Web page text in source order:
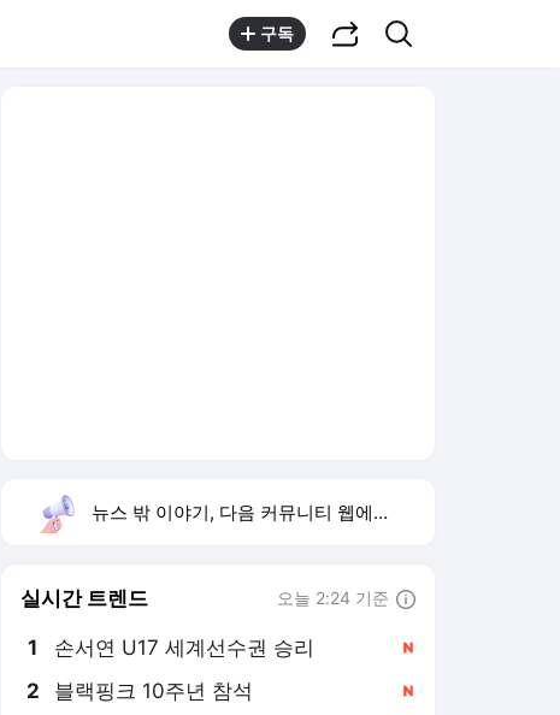
구독
뉴스 밖 이야기, 다음 커뮤니티 웹에서 보기
실시간 트렌드 오늘 2:24 기준
1 손서연 U17 세계선수권 승리
2 블랙핑크 10주년 참석